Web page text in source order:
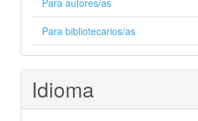
Para bibliotecarios/as
Idioma